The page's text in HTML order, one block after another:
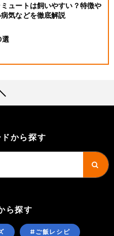
ュートは飼いやすい？特徴や
気などを徹底解説
選
から探す
ら探す
#ご飯レシピ